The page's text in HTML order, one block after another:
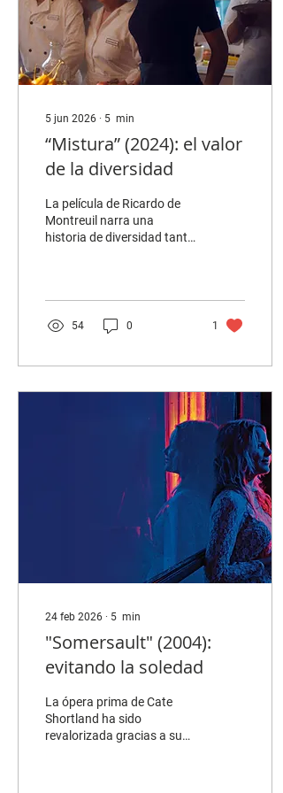
Lo cual no es algo malo,...
5 jun 2026 ∙ 5 min
“Mistura” (2024): el valor
de la diversidad
La película de Ricardo de
Montreuil narra una
historia de diversidad tanto
como un cuento de hadas
naif que como una
representación verdadera
/ VIDEO ON DEMAND
"Mistura" (2024). Fuente:
historia sobre la diversidad
de influencias culturales
que conforman la sociedad
limeña y todos sus
aspectos: relaciones...
54 0 1
24 feb 2026 ∙ 5 min
"Somersault" (2004):
evitando la soledad
La ópera prima de Cate
Shortland ha sido
revalorizada gracias a su